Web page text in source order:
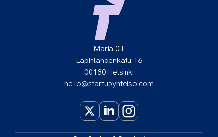
Maria 01
Lapinlahdenkatu 16
00180 Helsinki
hello@startupyhteiso.com
X LinkedInInstagram